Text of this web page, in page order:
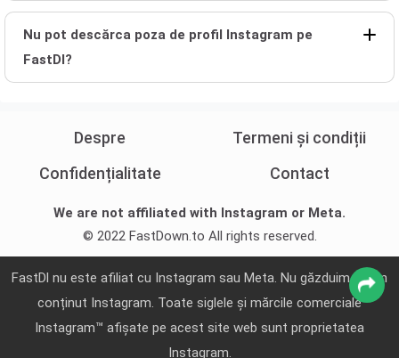
Nu pot descărca poza de profil Instagram pe
FastDl?
Despre
Termeni și condiții
Confidențialitate
Contact
We are not affiliated with Instagram or Meta.
© 2022 FastDown.to All rights reserved.
FastDl nu este afiliat cu Instagram sau Meta. Nu găzduim niciun
conținut Instagram. Toate siglele și mărcile comerciale
Instagram™ afișate pe acest site web sunt proprietatea
Instagram.